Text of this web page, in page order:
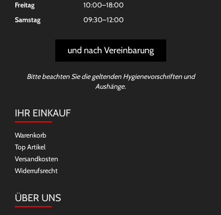
Freitag
10:00–18:00
Samstag
09:30–12:00
und nach Vereinbarung
Bitte beachten Sie die geltenden Hygienevorschriften und
Aushänge.
IHR EINKAUF
Warenkorb
Top Artikel
Versandkosten
Widerrufsrecht
ÜBER UNS